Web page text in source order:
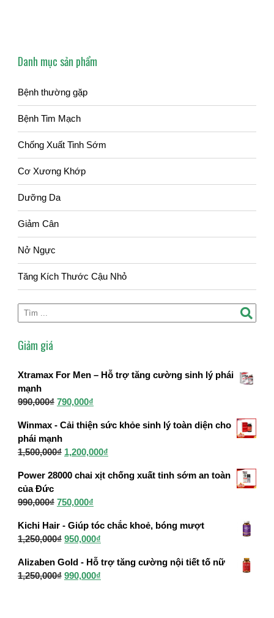
Danh mục sản phẩm
Bệnh thường gặp
Bệnh Tim Mạch
Chống Xuất Tinh Sớm
Cơ Xương Khớp
Dưỡng Da
Giảm Cân
Nở Ngực
Tăng Kích Thước Cậu Nhỏ
Giảm giá
Xtramax For Men – Hỗ trợ tăng cường sinh lý phái
mạnh
990,000₫ Giá
là:
990,000₫.
790,000₫Giá
tại
790,000₫.
Winmax - Cải thiện sức khỏe sinh lý toàn diện cho
phái mạnh
1,500,000₫ Giá
là:
1,200,000₫Giá
tại
Power 28000 chai xịt chống xuất tinh sớm an toàn
của Đức
990,000₫ Giá
là:
990,000₫.
750,000₫Giá
tại
là:
750,000₫.
Kichi Hair - Giúp tóc chắc khoẻ, bóng mượt
1,250,000₫ Giá
là:
1,250,000₫.
950,000₫Giá
tại
là:
Alizaben Gold - Hỗ trợ tăng cường nội tiết tố nữ
1,250,000₫ Giá
990,000₫Giá